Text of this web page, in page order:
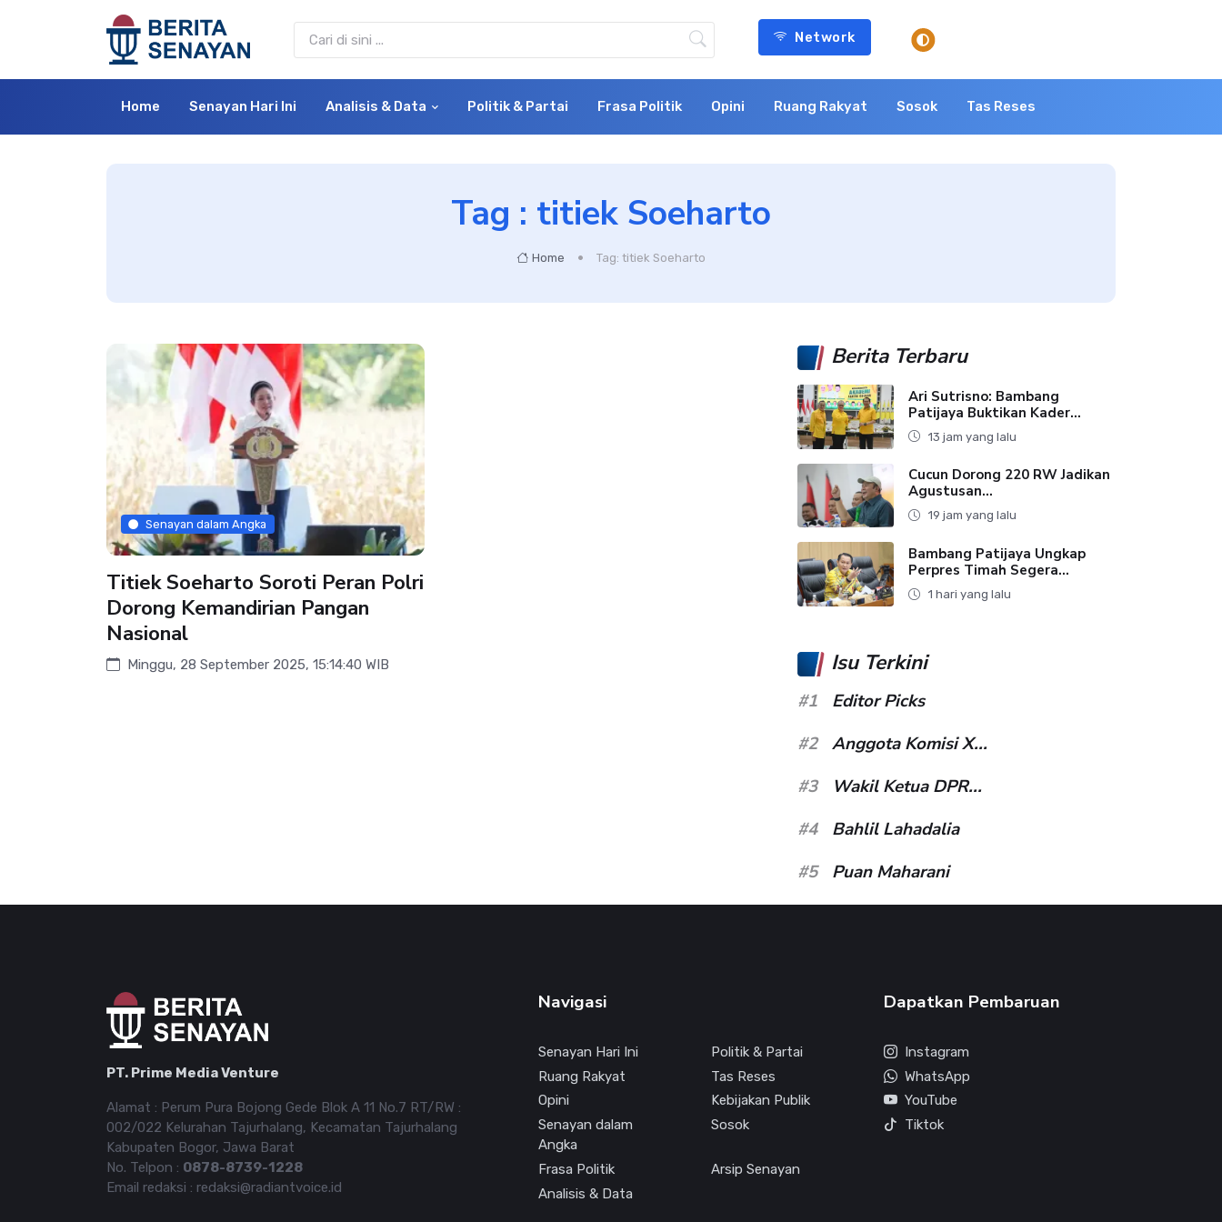
Network
Home Senayan Hari Ini Analisis & Data Politik & Partai Frasa Politik Opini Ruang Rakyat Sosok Tas Reses
Tag : titiek Soeharto
Home Tag: titiek Soeharto
Senayan dalam Angka
Titiek Soeharto Soroti Peran Polri
Dorong Kemandirian Pangan
Nasional
Minggu, 28 September 2025, 15:14:40 WIB
Berita Terbaru
Ari Sutrisno: Bambang
Patijaya Buktikan Kader...
13 jam yang lalu
Cucun Dorong 220 RW Jadikan
Agustusan...
19 jam yang lalu
Bambang Patijaya Ungkap
Perpres Timah Segera...
1 hari yang lalu
Isu Terkini
#1
Editor Picks
#2
Anggota Komisi X...
#3
Wakil Ketua DPR...
#4
Bahlil Lahadalia
#5
Puan Maharani
PT. Prime Media Venture
Alamat : Perum Pura Bojong Gede Blok A 11 No.7 RT/RW :
002/022 Kelurahan Tajurhalang, Kecamatan Tajurhalang
Kabupaten Bogor, Jawa Barat
No. Telpon : 0878-8739-1228
Email redaksi : redaksi@radiantvoice.id
Navigasi
Senayan Hari Ini
Politik & Partai
Ruang Rakyat
Tas Reses
Opini
Kebijakan Publik
Senayan dalam
Angka
Sosok
Frasa Politik
Arsip Senayan
Analisis & Data
Dapatkan Pembaruan
Instagram
WhatsApp
YouTube
Tiktok